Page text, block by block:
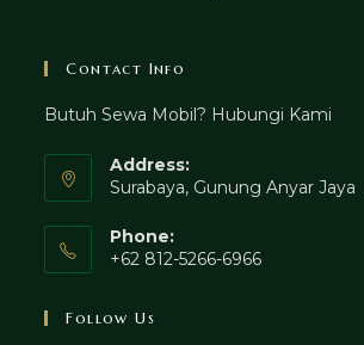
Contact Info
Butuh Sewa Mobil? Hubungi Kami
Address:
Surabaya, Gunung Anyar Jaya
Phone:
+62 812-5266-6966
Follow Us